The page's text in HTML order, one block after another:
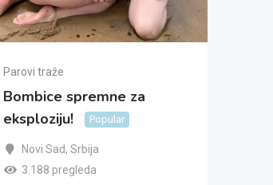
Parovi traže
Bombice spremne za
eksploziju!
Popular
Novi Sad, Srbija
3.188 pregleda